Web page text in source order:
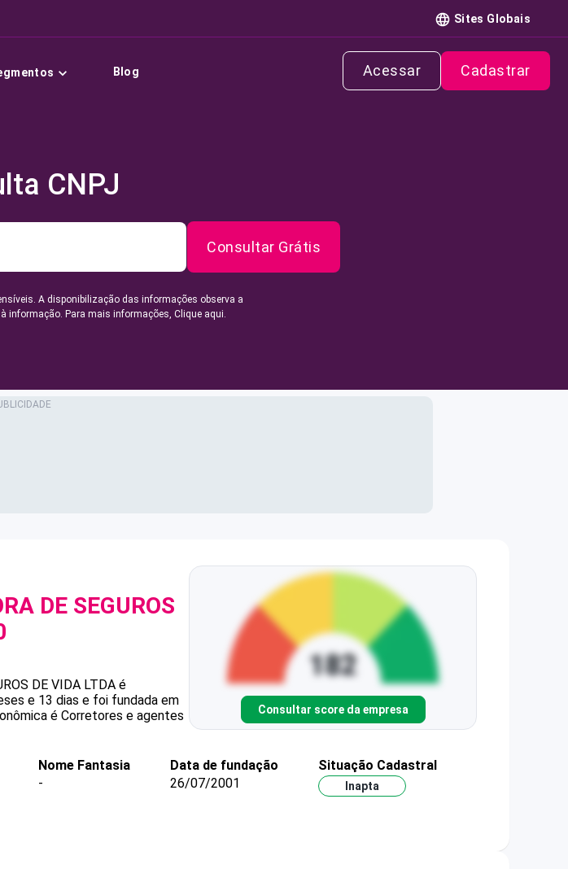
Sites Globais
Blog Acessar Cadastrar
CNPJ
Consultar Grátis
A disponibilização das informações observa a
informação. Para mais informações, Clique aqui.
DE SEGUROS
DE VIDA LTDA é
e 13 dias e foi fundada em
é Corretores e agentes
Consultar score da empresa
Nome Fantasia
-
Data de fundação
26/07/2001
Situação Cadastral
Inapta